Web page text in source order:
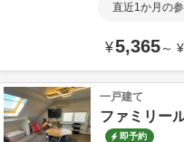
直近1か月の
¥5,365～ ¥
一戸建て
ファミリー
即予約